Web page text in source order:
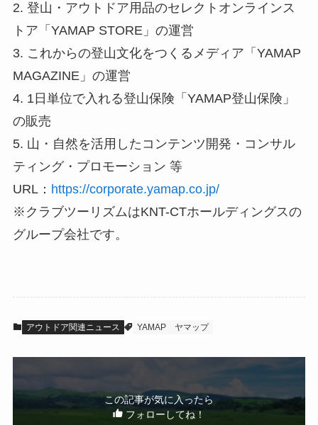
2. 登山・アウトドア用品のセレクトオンラインス
トア「YAMAP STORE」の運営
3. これからの登山文化をつくるメディア「YAMAP
MAGAZINE」の運営
4. 1日単位で入れる登山保険「YAMAP登山保険」
の販売
5. 山・自然を活用したコンテンツ開発・コンサル
ティング・プロモーション 等
URL： https://corporate.yamap.co.jp/
※クラブツーリズムはKNT-CTホールディングスの
グループ会社です。
アウトドア関連ニュース YAMAP ヤマップ
この記事が気に入ったら
フォローしてね！